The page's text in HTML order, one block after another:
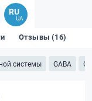
RU
UA
системы GABA
Отзывы (16)